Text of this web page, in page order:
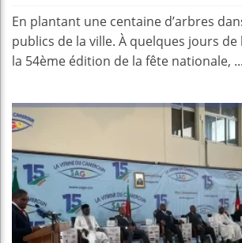
En plantant une centaine d’arbres
publics de la ville. À quelques jours
la 54ème édition de la fête nationale, ...